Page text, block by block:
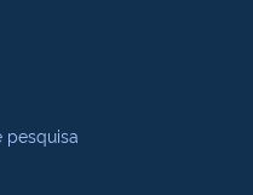
pesquisa